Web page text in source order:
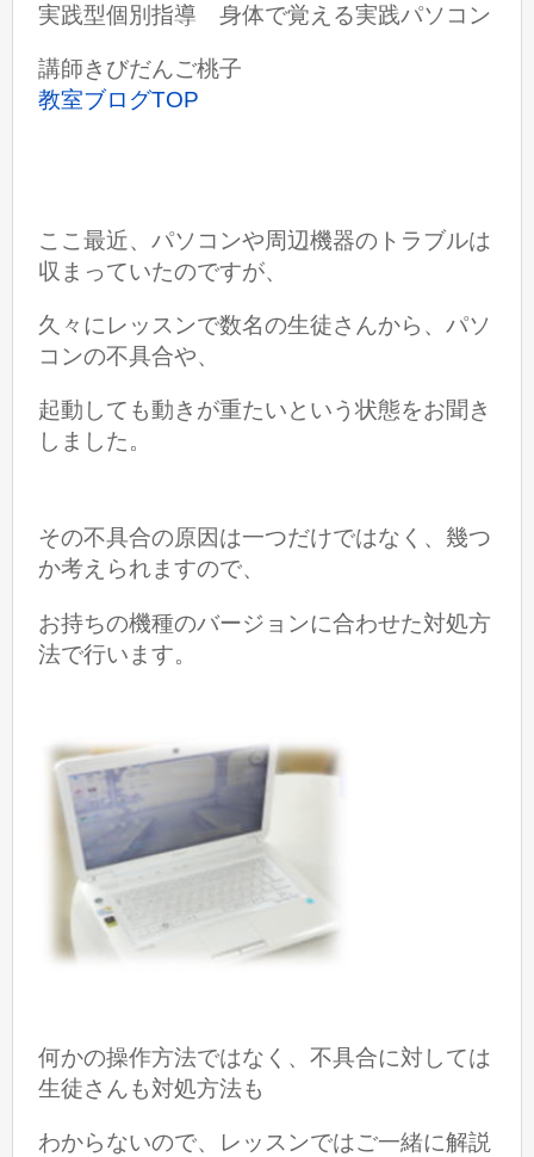
実践型個別指導 身体で覚える実践パソコン
講師きびだんご桃子
教室ブログTOP
ここ最近、パソコンや周辺機器のトラブルは
収まっていたのですが、
久々にレッスンで数名の生徒さんから、パソ
コンの不具合や、
起動しても動きが重たいという状態をお聞き
しました。
その不具合の原因は一つだけではなく、幾つ
か考えられますので、
お持ちの機種のバージョンに合わせた対処方
法で行います。
何かの操作方法ではなく、不具合に対しては
生徒さんも対処方法も
わからないので、レッスンではご一緒に解説